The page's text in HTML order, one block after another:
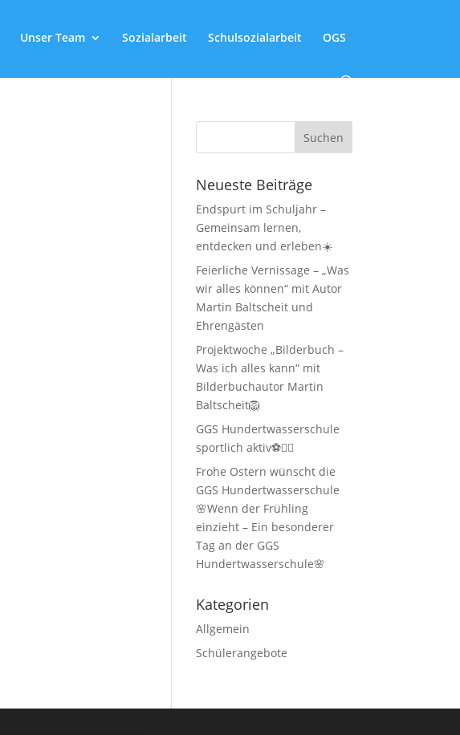
Unser Team Sozialarbeit Schulsozialarbeit OGS
Neueste Beiträge
Endspurt im Schuljahr –
Gemeinsam lernen,
entdecken und erleben☀️
Feierliche Vernissage – „Was
wir alles können“ mit Autor
Martin Baltscheit und
Ehrengästen
Projektwoche „Bilderbuch –
Was ich alles kann“ mit
Bilderbuchautor Martin
Baltscheit🦁
GGS Hundertwasserschule
sportlich aktiv⚽🏃‍♂️
Frohe Ostern wünscht die
GGS Hundertwasserschule
🌸Wenn der Frühling
einzieht – Ein besonderer
Tag an der GGS
Hundertwasserschule🌸
Kategorien
Allgemein
Schülerangebote